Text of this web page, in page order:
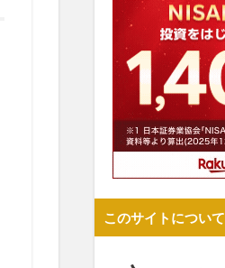
このサイトについて